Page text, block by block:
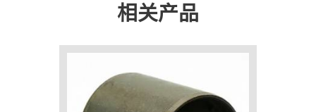
相关产品